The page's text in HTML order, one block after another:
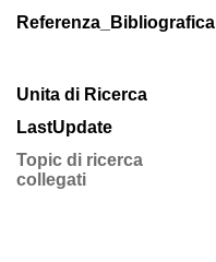
Referenza_Bibliografica
Unita di Ricerca
LastUpdate
Topic di ricerca
collegati